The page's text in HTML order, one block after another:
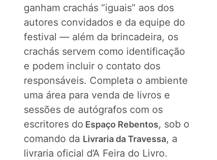
ganham crachás “iguais” aos dos
autores convidados e da equipe do
festival — além da brincadeira, os
crachás servem como identificação
e podem incluir o contato dos
responsáveis. Completa o ambiente
uma área para venda de livros e
sessões de autógrafos com os
escritores do Espaço Rebentos, sob o
comando da Livraria da Travessa, a
livraria oficial d’A Feira do Livro.